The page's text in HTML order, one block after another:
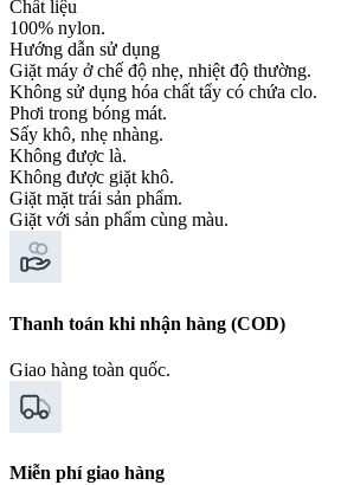
Chất liệu
100% nylon.
Hướng dẫn sử dụng
Giặt máy ở chế độ nhẹ, nhiệt độ thường.
Không sử dụng hóa chất tẩy có chứa clo.
Phơi trong bóng mát.
Sấy khô, nhẹ nhàng.
Không được là.
Không được giặt khô.
Giặt mặt trái sản phẩm.
Giặt với sản phẩm cùng màu.
Thanh toán khi nhận hàng (COD)
Giao hàng toàn quốc.
Miễn phí giao hàng